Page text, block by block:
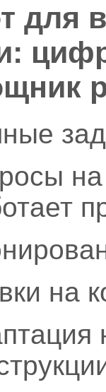
для
на